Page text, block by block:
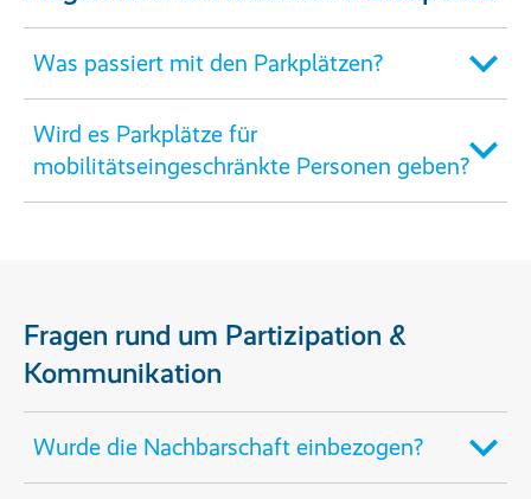
Was passiert mit den Parkplätzen?
Wird es Parkplätze für
mobilitätseingeschränkte Personen geben?
Fragen rund um Partizipation &
Kommunikation
Wurde die Nachbarschaft einbezogen?